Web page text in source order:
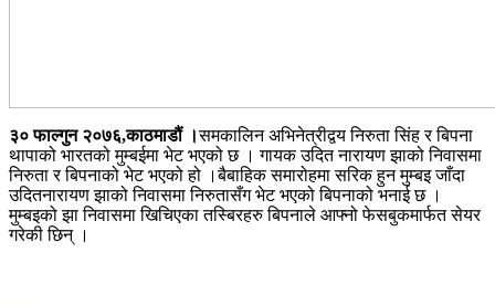
३० फाल्गुन २०७६,काठमाडौं ।समकालिन अभिनेत्रीद्वय निरुता सिंह र बिपना
थापाको भारतको मुम्बईमा भेट भएको छ । गायक उदित नारायण झाको निवासमा
निरुता र बिपनाको भेट भएको हो ।बैबाहिक समारोहमा सरिक हुन मुम्बइ जाँदा
उदितनारायण झाको निवासमा निरुतासँग भेट भएको बिपनाको भनाई छ ।
मुम्बइको झा निवासमा खिचिएका तस्बिरहरु बिपनाले आफ्नो फेसबुकमार्फत सेयर
गरेकी छिन् ।